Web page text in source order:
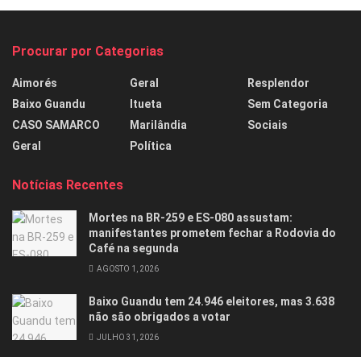
Procurar por Categorias
Aimorés
Baixo Guandu
CASO SAMARCO
Geral
Geral
Itueta
Marilândia
Política
Resplendor
Sem Categoria
Sociais
Notícias Recentes
Mortes na BR-259 e ES-080 assustam:
manifestantes prometem fechar a Rodovia do
Café na segunda
AGOSTO 1, 2026
Baixo Guandu tem 24.946 eleitores, mas 3.638
não são obrigados a votar
JULHO 31, 2026